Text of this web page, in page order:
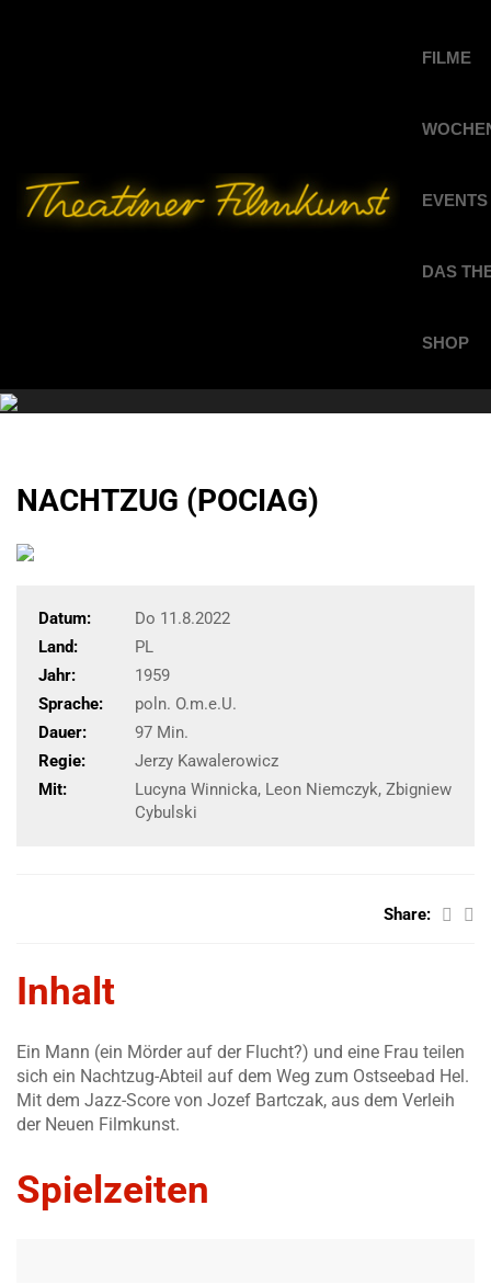
FILME
EVENTS
DAS
SHOP
NACHTZUG (POCIAG)
Datum:
Do 11.8.2022
Land:
PL
Jahr:
1959
Sprache:
poln. O.m.e.U.
Dauer:
97 Min.
Regie:
Jerzy Kawalerowicz
Mit:
Lucyna Winnicka, Leon Niemczyk, Zbigniew
Cybulski
Share:
Inhalt
Ein Mann (ein Mörder auf der Flucht?) und eine Frau teilen
sich ein Nachtzug-Abteil auf dem Weg zum Ostseebad Hel.
Mit dem Jazz-Score von Jozef Bartczak, aus dem Verleih
der Neuen Filmkunst.
Spielzeiten